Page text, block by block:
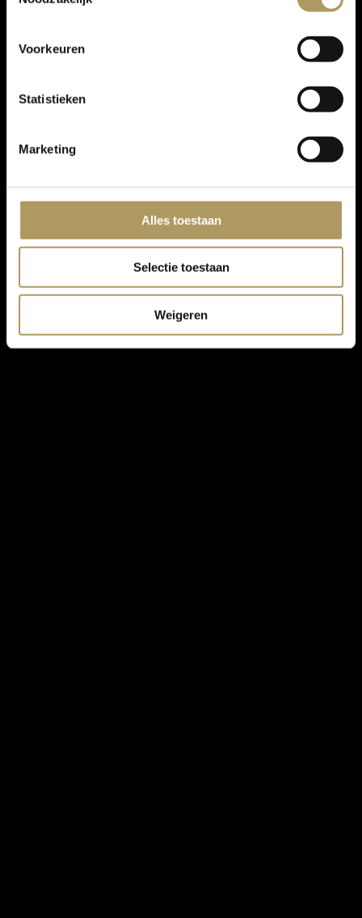
Voorkeuren
Statistieken
Marketing
Alles toestaan
Selectie toestaan
Weigeren